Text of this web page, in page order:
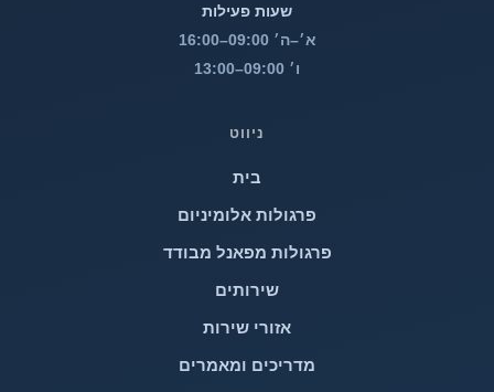
שעות פעילות
א׳–ה׳ 09:00–16:00
ו׳ 09:00–13:00
ניווט
בית
פרגולות אלומיניום
פרגולות מפאנל מבודד
שירותים
אזורי שירות
מדריכים ומאמרים